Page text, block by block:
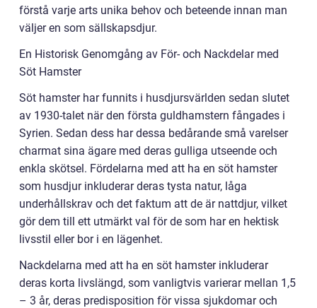
förstå varje arts unika behov och beteende innan man
väljer en som sällskapsdjur.
En Historisk Genomgång av För- och Nackdelar med
Söt Hamster
Söt hamster har funnits i husdjursvärlden sedan slutet
av 1930-talet när den första guldhamstern fångades i
Syrien. Sedan dess har dessa bedårande små varelser
charmat sina ägare med deras gulliga utseende och
enkla skötsel. Fördelarna med att ha en söt hamster
som husdjur inkluderar deras tysta natur, låga
underhållskrav och det faktum att de är nattdjur, vilket
gör dem till ett utmärkt val för de som har en hektisk
livsstil eller bor i en lägenhet.
Nackdelarna med att ha en söt hamster inkluderar
deras korta livslängd, som vanligtvis varierar mellan 1,5
– 3 år, deras predisposition för vissa sjukdomar och